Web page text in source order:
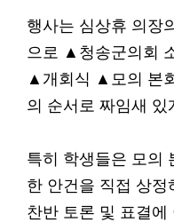
행사는 심상휴 의장
으로 ▲청송군의회
▲개회식 ▲모의 본
의 순서로 짜임새 있
특히 학생들은 모의
한 안건을 직접 상
찬반 토론 및 표결에